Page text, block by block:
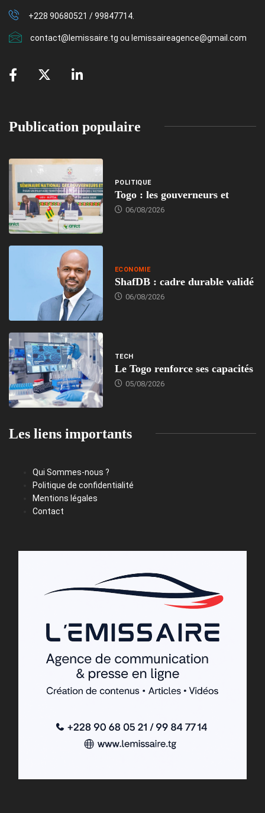
+228 90680521 / 99847714.
contact@lemissaire.tg ou lemissaireagence@gmail.com
Publication populaire
POLITIQUE
Togo : les gouverneurs et
06/08/2026
ECONOMIE
ShafDB : cadre durable validé
06/08/2026
TECH
Le Togo renforce ses capacités
05/08/2026
Les liens importants
Qui Sommes-nous ?
Politique de confidentialité
Mentions légales
Contact